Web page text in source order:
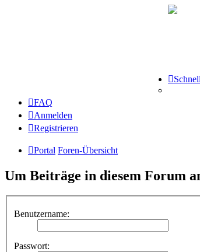
FAQ
Anmelden
Registrieren
Portal Foren-Übersicht
Um Beiträge in diesem Forum
Benutzername:
Passwort: